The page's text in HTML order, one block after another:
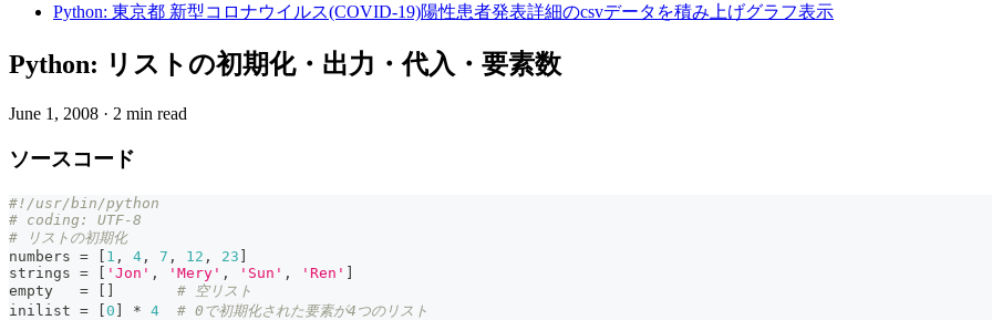
Python: 東京都 新型コロナウイルス(COVID-19)陽性患者発表詳細のcsvデータを積み上げグラフ表示
Python: リストの初期化・出力・代入・要素数
June 1, 2008 · 2 min read
ソースコード
#!/usr/bin/python
# coding: UTF-8
# リストの初期化
numbers = [ 1 , 4 , 7 , 12 , 23 ]
strings = [ 'Jon' , 'Mery' , 'Sun' , 'Ren' ]
empty = [ ]
# 空リスト
inilist = [0 ] * 4
# 0で初期化された要素が4つのリスト